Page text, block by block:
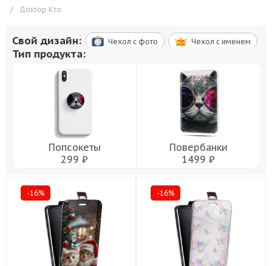
/
Доктор Кто
Свой дизайн: Чехол c фото Чехол c именем
Тип продукта:
Попсокеты
299 ₽
Повербанки
1499 ₽
-16% -16%